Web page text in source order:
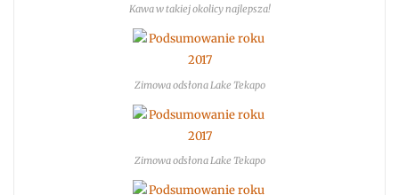
Kawa w takiej okolicy najlepsza!
Zimowa odsłona Lake Tekapo
Zimowa odsłona Lake Tekapo